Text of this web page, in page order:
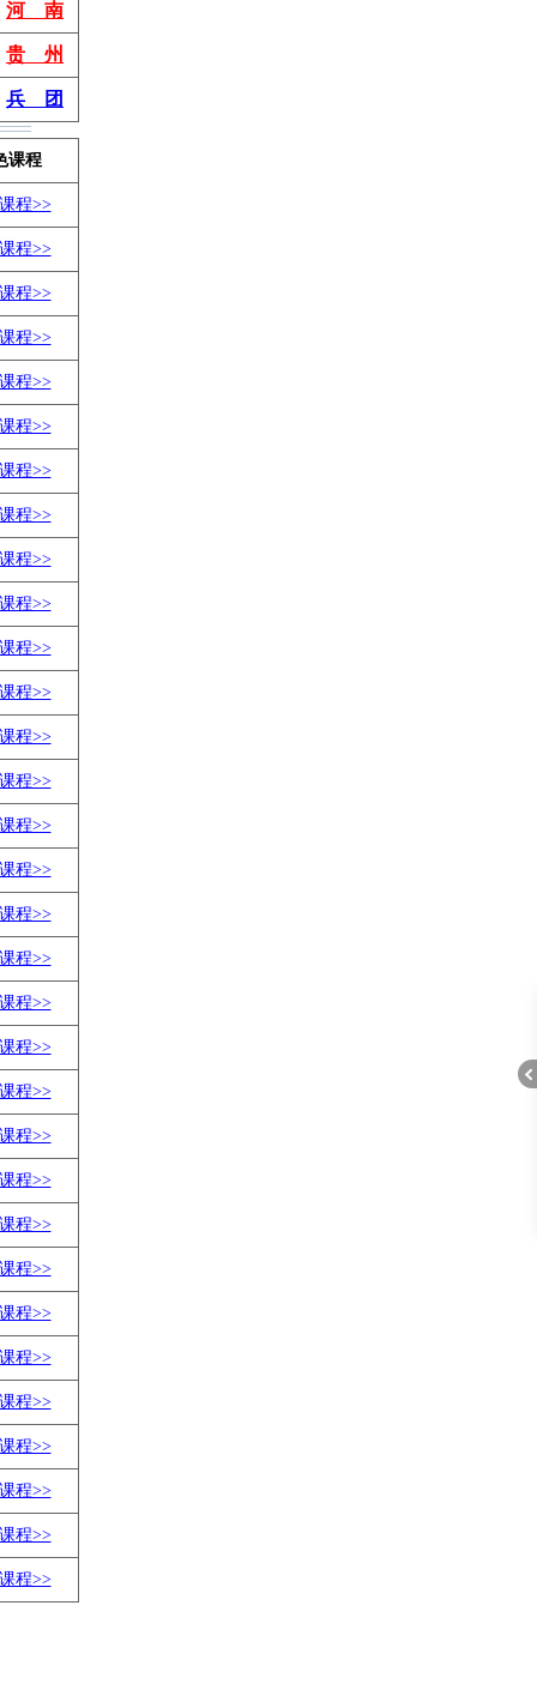
河 南
贵 州
兵 团
课程
程>>
程>>
程>>
程>>
程>>
程>>
程>>
程>>
程>>
程>>
程>>
程>>
程>>
程>>
程>>
程>>
程>>
程>>
程>>
程>>
程>>
程>>
程>>
程>>
程>>
程>>
程>>
程>>
程>>
程>>
程>>
程>>